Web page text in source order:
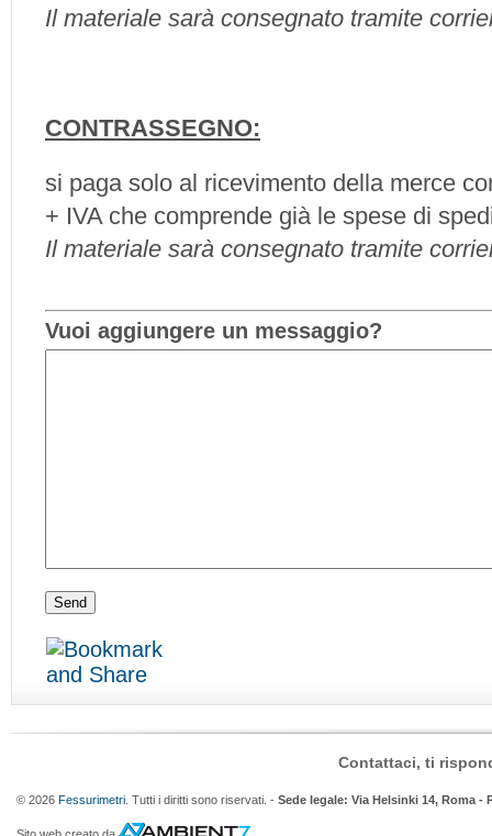
Il materiale sarà consegnato tramite
CONTRASSEGNO:
si paga solo al ricevimento della merce
+ IVA che comprende già le spese di
Il materiale sarà consegnato tramite
Vuoi aggiungere un messaggio?
Contattaci, ti
© 2026 Fessurimetri . Tutti i diritti sono riservati. - Sede legale: Via Helsinki 14, Roma -